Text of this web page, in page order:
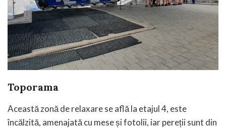
Toporama
Această zonă de relaxare se află la etajul 4, este
încălzită, amenajată cu mese și fotolii, iar pereții sunt din